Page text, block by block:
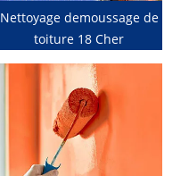
Nettoyage demoussage de
toiture 18 Cher